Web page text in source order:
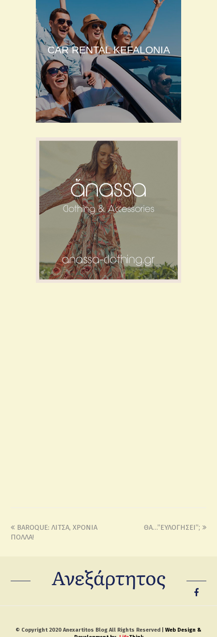
CAR RENTAL KEFALONIA
BAROQUE: ΛΙΤΣΑ, ΧΡΟΝΙΑ
ΠΟΛΛΑ!
ΘΑ…”ΕΥΛΟΓΗΣΕΙ”;
© Copyright 2020 Anexartitos Blog All Rights Reserved | Web Design &